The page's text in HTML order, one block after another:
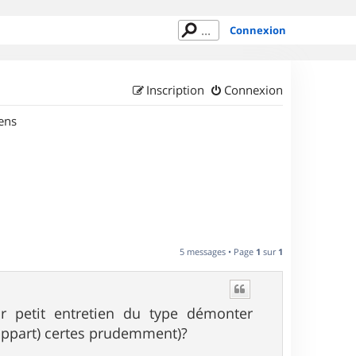
Connexion
Connexion
Inscription
5 messages • Page 1 sur 1
petit entretien du type démonter
certes prudemment)?